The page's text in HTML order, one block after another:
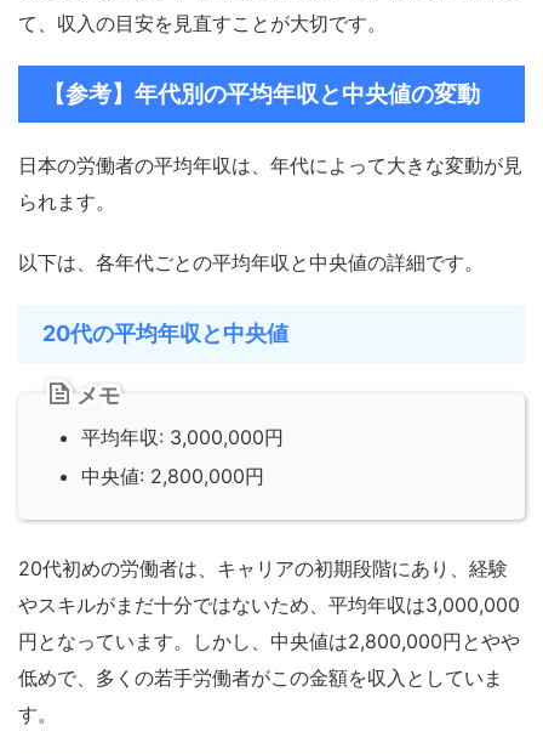
て、収入の目安を見直すことが大切です。
【参考】年代別の平均年収と中央値の変動
日本の労働者の平均年収は、年代によって大きな変動が見
られます。
以下は、各年代ごとの平均年収と中央値の詳細です。
20代の平均年収と中央値
メモ
平均年収: 3,000,000円
中央値: 2,800,000円
20代初めの労働者は、キャリアの初期段階にあり、経験
やスキルがまだ十分ではないため、平均年収は3,000,000
円となっています。しかし、中央値は2,800,000円とやや
低めで、多くの若手労働者がこの金額を収入としていま
す。